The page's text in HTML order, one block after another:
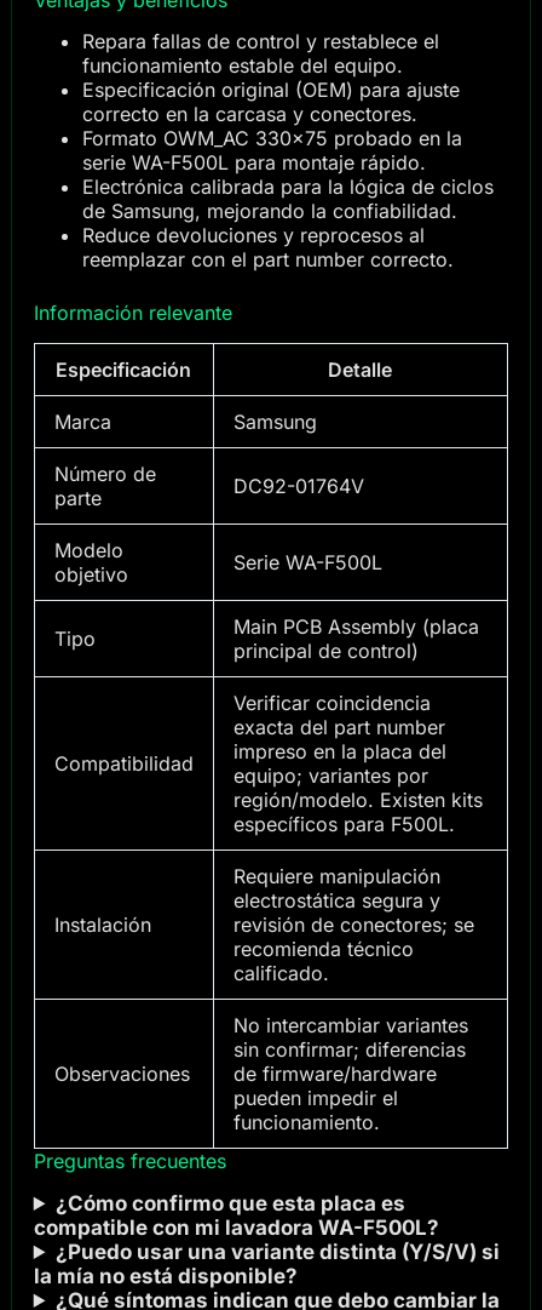
Repara fallas de control y restablece el
funcionamiento estable del equipo.
Especificación original (OEM) para ajuste
correcto en la carcasa y conectores.
Formato OWM_AC 330×75 probado en la
serie WA-F500L para montaje rápido.
Electrónica calibrada para la lógica de ciclos
de Samsung, mejorando la confiabilidad.
Reduce devoluciones y reprocesos al
reemplazar con el part number correcto.
Información relevante
Especificación Detalle
Marca Samsung
Número de
parte
DC92-01764V
Modelo
objetivo
Serie WA-F500L
Tipo
Main PCB Assembly (placa
principal de control)
Compatibilidad
Verificar coincidencia
exacta del part number
impreso en la placa del
equipo; variantes por
región/modelo. Existen kits
específicos para F500L.
Instalación
Requiere manipulación
electrostática segura y
revisión de conectores; se
recomienda técnico
calificado.
Observaciones
No intercambiar variantes
sin confirmar; diferencias
de firmware/hardware
pueden impedir el
funcionamiento.
Preguntas frecuentes
¿Cómo confirmo que esta placa es
compatible con mi lavadora WA-F500L?
¿Puedo usar una variante distinta (Y/S/V) si
la mía no está disponible?
¿Qué síntomas indican que debo cambiar la